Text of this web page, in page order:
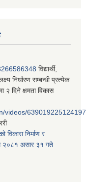
विद्यार्थी,
निर्धारण सम्बन्धी प्रत्येक
२ दिने क्षमता विकास
videos/639019225124197
विकास निर्माण र
२०८१ असार ३१ गते